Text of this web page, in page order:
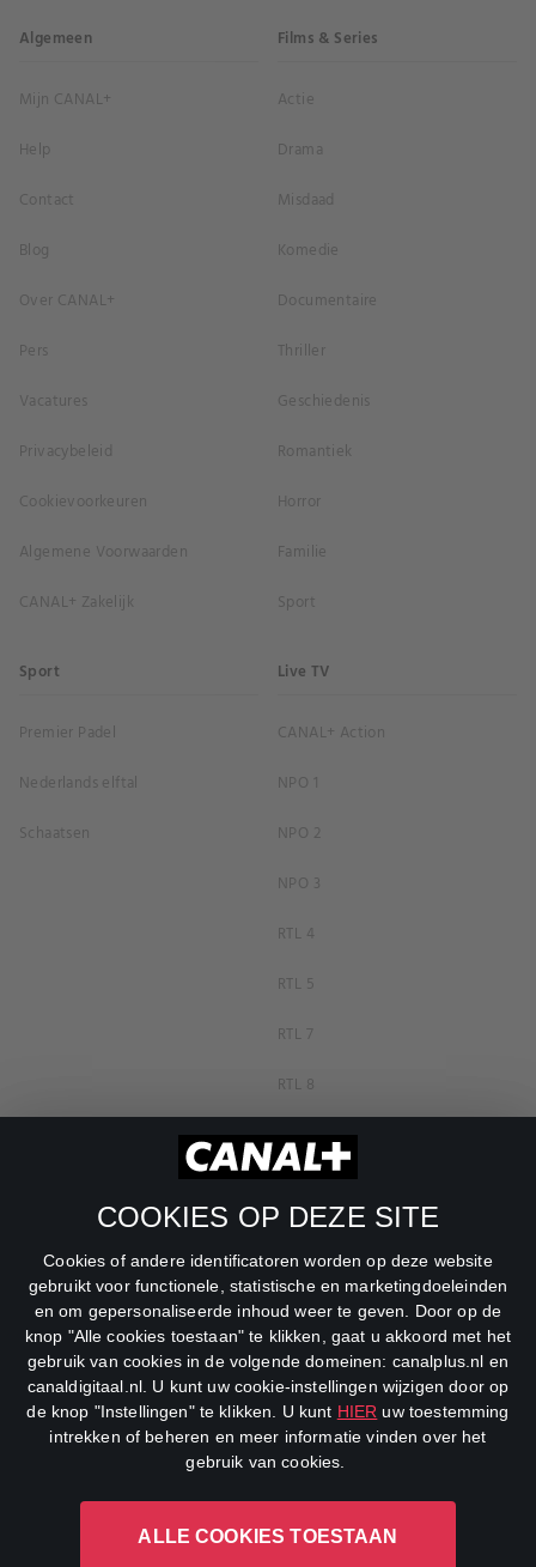
COOKIES OP DEZE SITE
Cookies of andere identificatoren worden op deze website
gebruikt voor functionele, statistische en marketingdoeleinden
en om gepersonaliseerde inhoud weer te geven. Door op de
knop "Alle cookies toestaan" te klikken, gaat u akkoord met het
gebruik van cookies in de volgende domeinen: canalplus.nl en
canaldigitaal.nl. U kunt uw cookie-instellingen wijzigen door op
de knop "Instellingen" te klikken. U kunt HIER uw toestemming
intrekken of beheren en meer informatie vinden over het
gebruik van cookies.
ALLE COOKIES TOESTAAN
Algemeen
Mijn CANAL+
Help
Contact
Blog
Over CANAL+
Pers
Vacatures
Privacybeleid
Cookievoorkeuren
Algemene Voorwaarden
CANAL+ Zakelijk
Films & Series
Actie
Drama
Misdaad
Komedie
Documentaire
Thriller
Geschiedenis
Romantiek
Horror
Familie
Sport
Sport
Premier Padel
Nederlands elftal
Schaatsen
Live TV
CANAL+ Action
NPO 1
NPO 2
NPO 3
RTL 4
RTL 5
RTL 7
RTL 8
RTL Z
SBS6
Veronica
DreamWorks Channel